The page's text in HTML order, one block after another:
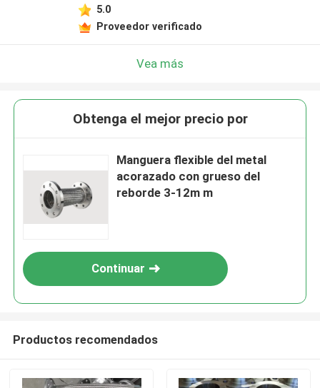
5.0
Proveedor verificado
Vea más
Obtenga el mejor precio por
Manguera flexible del metal
acorazado con grueso del
reborde 3-12m m
Continuar
Productos recomendados